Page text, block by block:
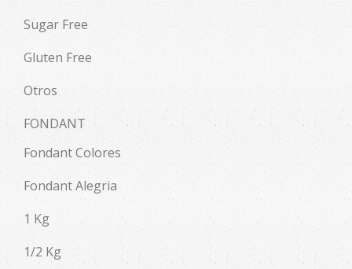
Sugar Free
Gluten Free
Otros
FONDANT
Fondant Colores
Fondant Alegria
1 Kg
1/2 Kg